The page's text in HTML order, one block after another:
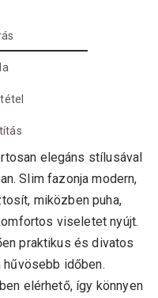
elegáns stílusával
Slim fazonja modern,
miközben puha,
viseletet nyújt.
praktikus és divatos
időben.
elérhető, így könnyen